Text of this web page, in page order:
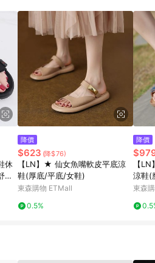
與東森購物ETMall銷售網頁不符，以銷售
物客服洽詢；若超過180天(含)以上進行申
回饋商品。各點數紅包之適用商品與使用
休
適
降價
$623 (降$76)
【LN】★ 仙女魚嘴軟皮平底涼
鞋(厚底/平底/女鞋)
東森購物 ETMall
0.5%
降價
【
涼鞋(
東森